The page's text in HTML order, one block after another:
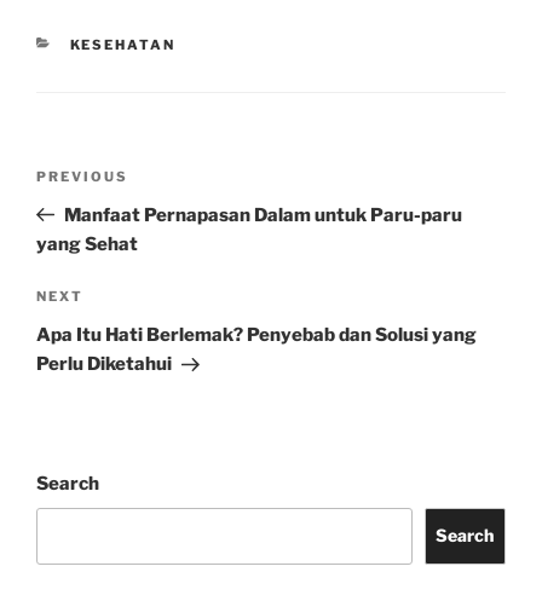
CATEGORIES
KESEHATAN
Previous
Post
PREVIOUS
Manfaat Pernapasan Dalam untuk Paru-paru
yang Sehat
Next
Post
NEXT
Apa Itu Hati Berlemak? Penyebab dan Solusi yang
Perlu Diketahui
Search
Search